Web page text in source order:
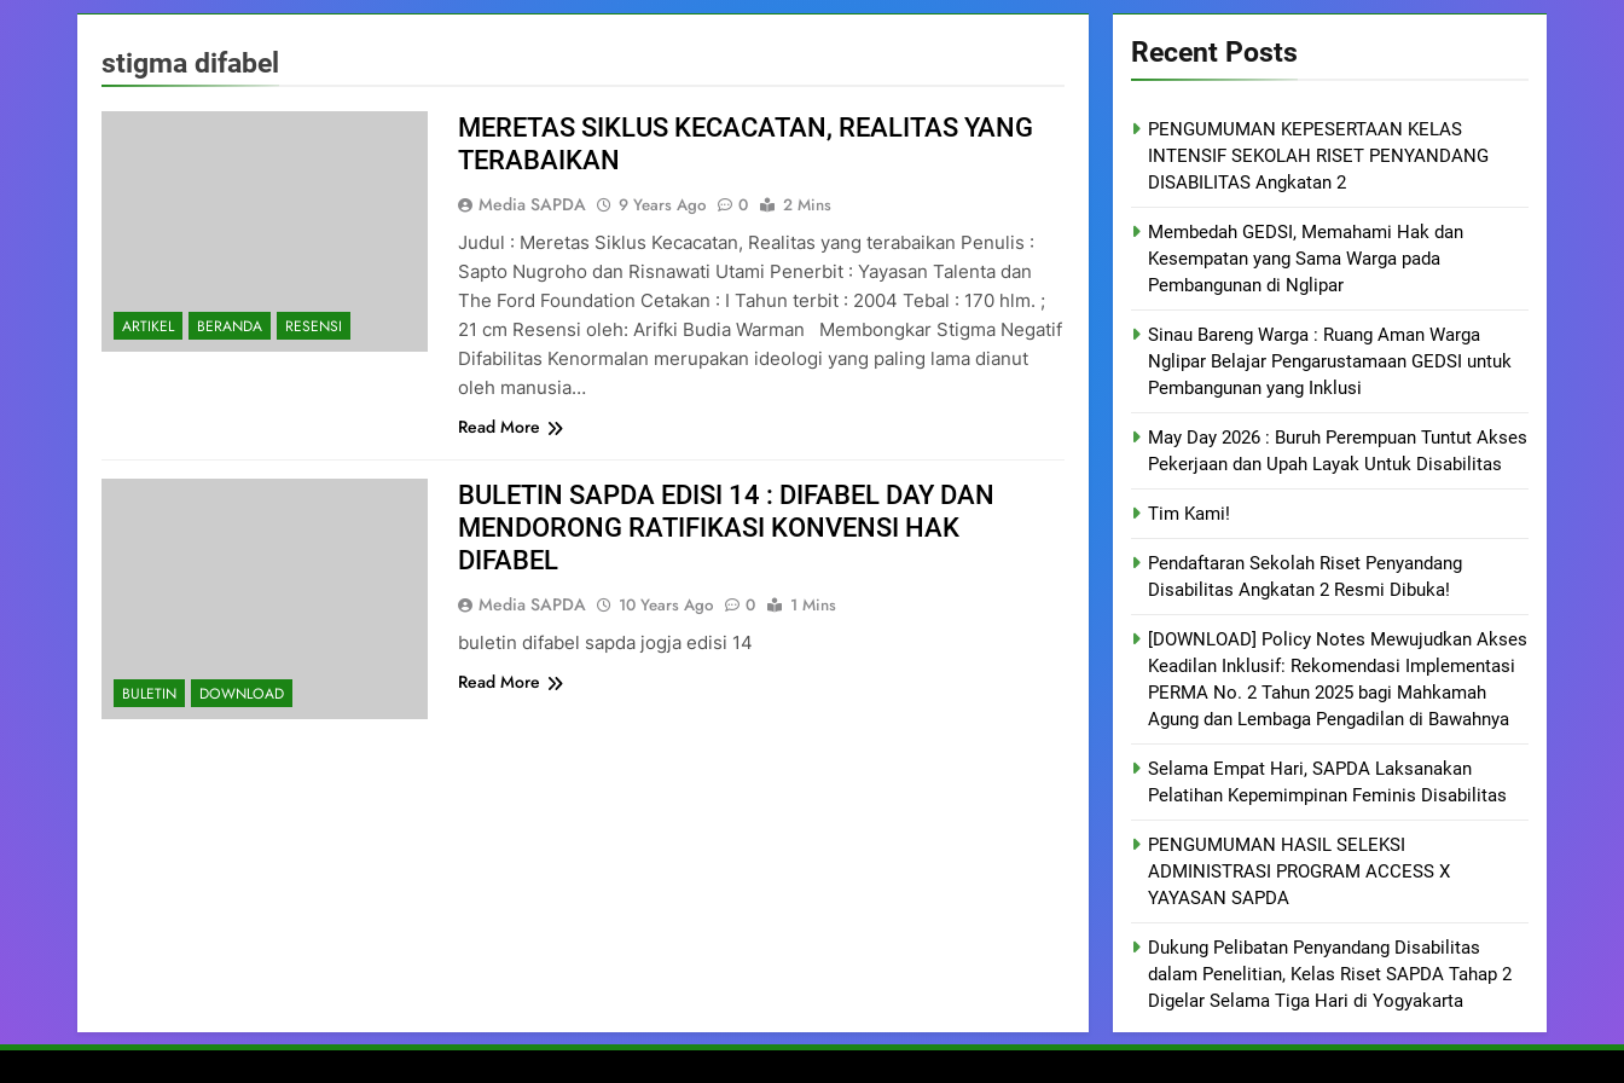
stigma difabel
ARTIKEL BERANDA RESENSI
MERETAS SIKLUS KECACATAN, REALITAS YANG
TERABAIKAN
Media SAPDA 9 Years Ago 0
2 Mins
Judul : Meretas Siklus Kecacatan, Realitas yang terabaikan Penulis :
Sapto Nugroho dan Risnawati Utami Penerbit : Yayasan Talenta dan
The Ford Foundation Cetakan : I Tahun terbit : 2004 Tebal : 170 hlm. ;
21 cm Resensi oleh: Arifki Budia Warman Membongkar Stigma Negatif
Difabilitas Kenormalan merupakan ideologi yang paling lama dianut
oleh manusia…
Read More
BULETIN DOWNLOAD
BULETIN SAPDA EDISI 14 : DIFABEL DAY DAN
MENDORONG RATIFIKASI KONVENSI HAK
DIFABEL
Media SAPDA 10 Years Ago 0
1 Mins
buletin difabel sapda jogja edisi 14
Read More
Recent Posts
PENGUMUMAN KEPESERTAAN KELAS
INTENSIF SEKOLAH RISET PENYANDANG
DISABILITAS Angkatan 2
Membedah GEDSI, Memahami Hak dan
Kesempatan yang Sama Warga pada
Pembangunan di Nglipar
Sinau Bareng Warga : Ruang Aman Warga
Nglipar Belajar Pengarustamaan GEDSI untuk
Pembangunan yang Inklusi
May Day 2026 : Buruh Perempuan Tuntut Akses
Pekerjaan dan Upah Layak Untuk Disabilitas
Tim Kami!
Pendaftaran Sekolah Riset Penyandang
Disabilitas Angkatan 2 Resmi Dibuka!
[DOWNLOAD] Policy Notes Mewujudkan Akses
Keadilan Inklusif: Rekomendasi Implementasi
PERMA No. 2 Tahun 2025 bagi Mahkamah
Agung dan Lembaga Pengadilan di Bawahnya
Selama Empat Hari, SAPDA Laksanakan
Pelatihan Kepemimpinan Feminis Disabilitas
PENGUMUMAN HASIL SELEKSI
ADMINISTRASI PROGRAM ACCESS X
YAYASAN SAPDA
Dukung Pelibatan Penyandang Disabilitas
dalam Penelitian, Kelas Riset SAPDA Tahap 2
Digelar Selama Tiga Hari di Yogyakarta